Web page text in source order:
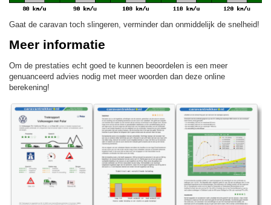
Gaat de caravan toch slingeren, verminder dan onmiddelijk de snelheid!
Meer informatie
Om de prestaties echt goed te kunnen beoordelen is een meer
genuanceerd advies nodig met meer woorden dan deze online
berekening!